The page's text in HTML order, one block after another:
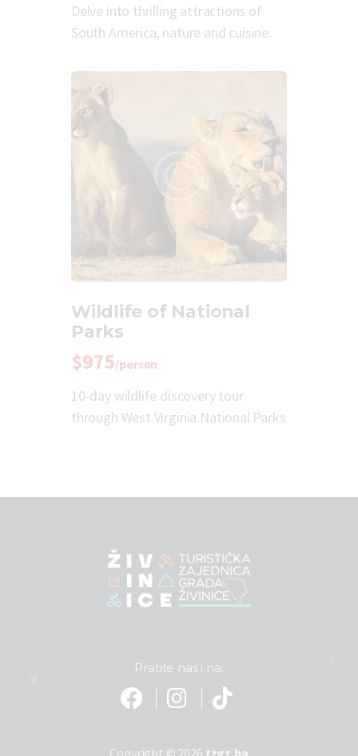
Delve into thrilling attractions of
South America, nature and cuisine.
Wildlife of National
Parks
$975/person
10-day wildlife discovery tour
through West Virginia National Parks
Pratite nas i na:
Copyright © 2026 tzgz.ba